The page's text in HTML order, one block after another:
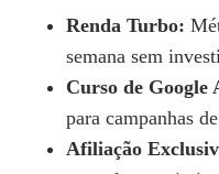
Renda Turbo:
semana sem
Curso de Google
para campanhas
Afiliação